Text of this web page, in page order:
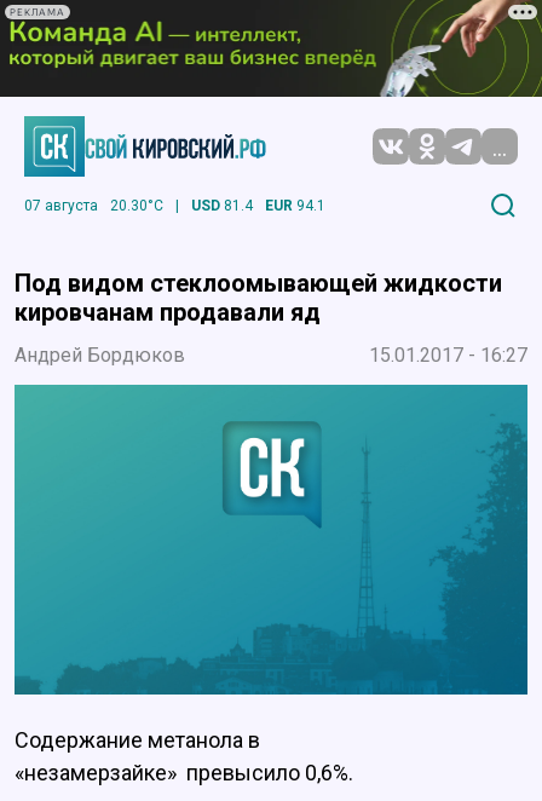
РЕКЛАМА
...
07 августа 20.30°C | USD 81.4 EUR 94.1
Под видом стеклоомывающей жидкости
кировчанам продавали яд
Андрей Бордюков 15.01.2017 - 16:27
Содержание метанола в
«незамерзайке» превысило 0,6%.